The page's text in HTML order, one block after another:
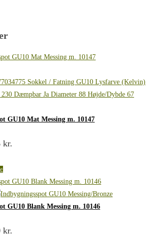
GU10 Mat Messing m. 10147
kr.
GU10 Blank Messing m. 10146
kr.